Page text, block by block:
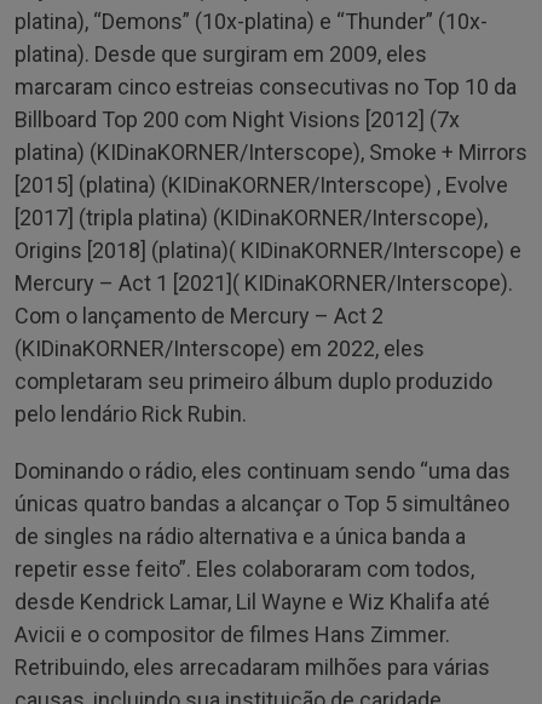
platina), “Demons” (10x-platina) e “Thunder” (10x-
platina). Desde que surgiram em 2009, eles
marcaram cinco estreias consecutivas no Top 10 da
Billboard Top 200 com Night Visions [2012] (7x
platina) (KIDinaKORNER/Interscope), Smoke + Mirrors
[2015] (platina) (KIDinaKORNER/Interscope) , Evolve
[2017] (tripla platina) (KIDinaKORNER/Interscope),
Origins [2018] (platina)( KIDinaKORNER/Interscope) e
Mercury – Act 1 [2021]( KIDinaKORNER/Interscope).
Com o lançamento de Mercury – Act 2
(KIDinaKORNER/Interscope) em 2022, eles
completaram seu primeiro álbum duplo produzido
pelo lendário Rick Rubin.
Dominando o rádio, eles continuam sendo “uma das
únicas quatro bandas a alcançar o Top 5 simultâneo
de singles na rádio alternativa e a única banda a
repetir esse feito”. Eles colaboraram com todos,
desde Kendrick Lamar, Lil Wayne e Wiz Khalifa até
Avicii e o compositor de filmes Hans Zimmer.
Retribuindo, eles arrecadaram milhões para várias